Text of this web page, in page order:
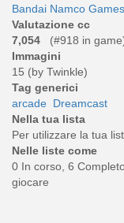
Bandai Namco Games
Valutazione cc
7,054
(#918 in
Immagini
15 (by Twinkle)
Tag generici
arcade Dreamcast
Nella tua lista
Per utilizzare la tua
Nelle liste come
0 In corso, 6
giocare